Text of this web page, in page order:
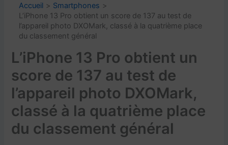
Accueil
Smartphones
L’iPhone 13 Pro obtient un score de 137 au test de
l’appareil photo DXOMark, classé à la quatrième place
du classement général
L’iPhone 13 Pro obtient un
score de 137 au test de
l’appareil photo DXOMark,
classé à la quatrième place
du classement général